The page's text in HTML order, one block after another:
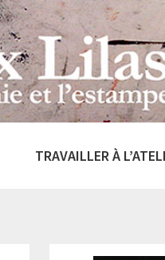
TRAVAILLER À